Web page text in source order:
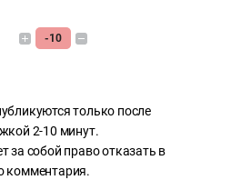
-10
только после
2-10 минут.
за собой право отказать в
комментария.